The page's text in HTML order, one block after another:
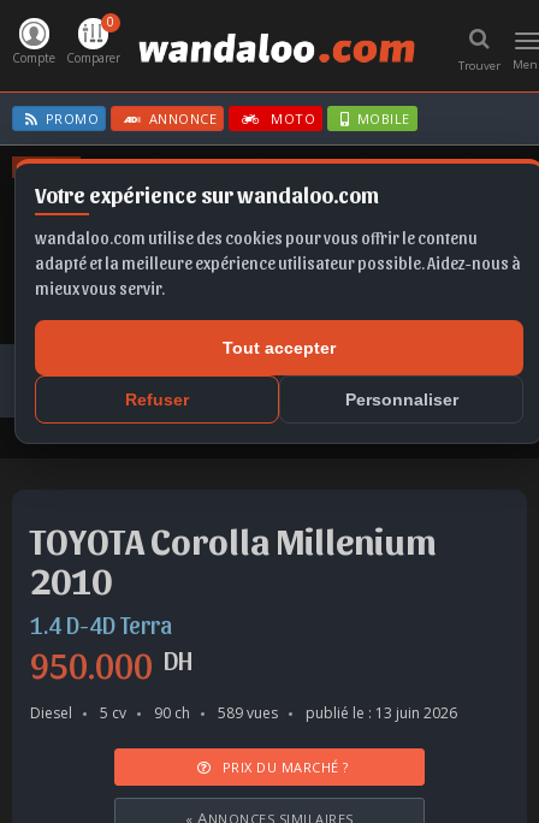
Votre expérience sur wandaloo.com
wandaloo.com utilise des cookies pour vous offrir le contenu
adapté et la meilleure expérience utilisateur possible. Aidez-nous à
mieux vous servir.
Tout accepter
Refuser Personnaliser
Trouver
Compte
0
Comparer
PROMO ANNONCE MOTO MOBILE
OFFRES
FORMENTOR KAMIQ
Toutes les annonces
Corolla Millenium
TOYOTA Corolla Millenium 2010 Diesel Occasion Casablanca Maroc
TOYOTA Corolla Millenium
2010
1.4 D-4D Terra
950.000 DH
Diesel 5 cv 90 ch 589 vues publié le : 13 juin 2026
PRIX DU MARCHÉ ?
« ANNONCES SIMILAIRES